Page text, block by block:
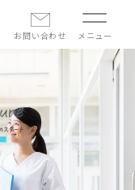
お問い合わせ メニュー